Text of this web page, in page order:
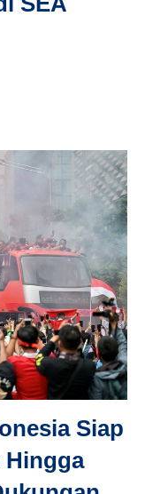
Siap
Hingga